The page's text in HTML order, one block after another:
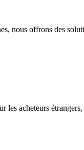
nous offrons des
acheteurs